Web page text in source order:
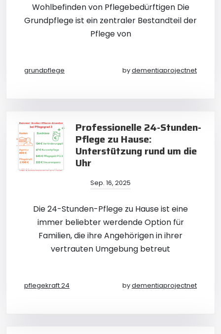
Wohlbefinden von Pflegebedürftigen Die
Grundpflege ist ein zentraler Bestandteil der
Pflege von
grundpflege bydementiaprojectnet
Professionelle 24-Stunden-
Pflege zu Hause:
Unterstützung rund um die
Uhr
Sep. 16, 2025
Die 24-Stunden-Pflege zu Hause ist eine
immer beliebter werdende Option für
Familien, die ihre Angehörigen in ihrer
vertrauten Umgebung betreut
pflegekraft 24 bydementiaprojectnet